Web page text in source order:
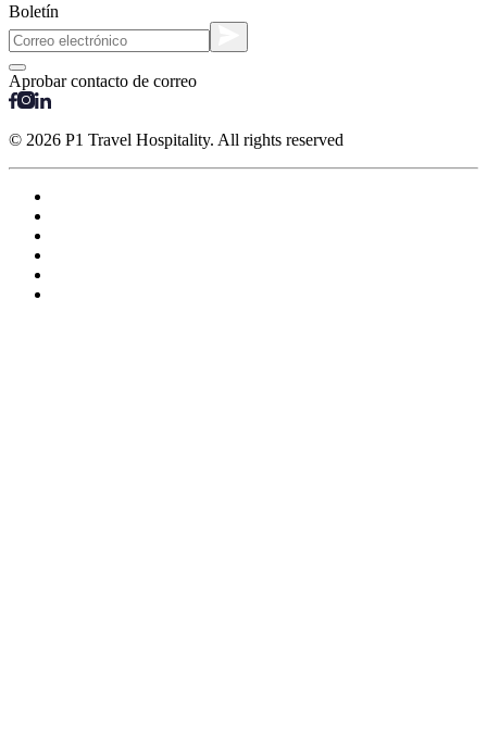
Boletín
Aprobar contacto de correo
© 2026 P1 Travel Hospitality. All rights reserved